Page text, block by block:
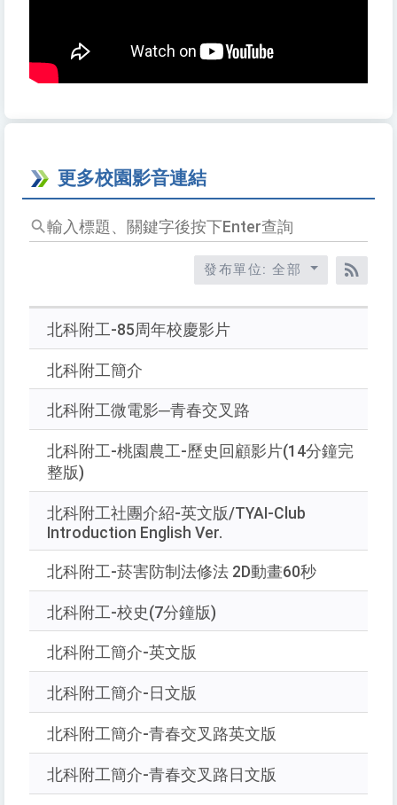
更多校園影音連結
輸
入
關
字
按
Enter
發布單位: 全部
RSS
北科附工-85周年校慶影片
北科附工簡介
北科附工微電影─青春交叉路
北科附工-桃園農工-歷史回顧影片(14分鐘完
整版)
北科附工社團介紹-英文版/TYAI-Club
Introduction English Ver.
北科附工-菸害防制法修法 2D動畫60秒
北科附工-校史(7分鐘版)
北科附工簡介-英文版
北科附工簡介-日文版
北科附工簡介-青春交叉路英文版
北科附工簡介-青春交叉路日文版